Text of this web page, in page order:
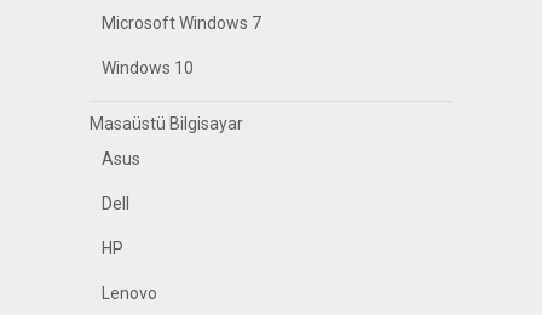
Microsoft Windows 7
Windows 10
Masaüstü Bilgisayar
Asus
Dell
HP
Lenovo